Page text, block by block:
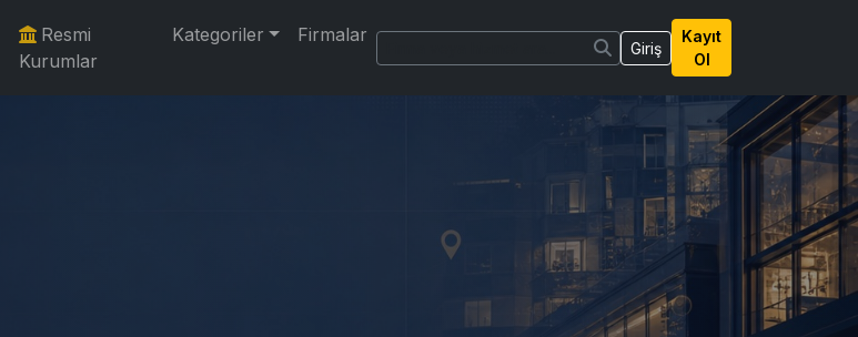
Resmi
Kurumlar
Kategoriler Firmalar
Giriş
Kayıt
Ol